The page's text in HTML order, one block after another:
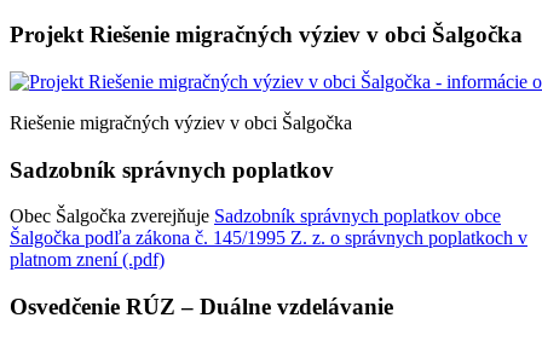
Projekt Riešenie migračných výziev v obci Šalgočka
Riešenie migračných výziev v obci Šalgočka
Sadzobník správnych poplatkov
Obec Šalgočka zverejňuje Sadzobník správnych poplatkov obce
Šalgočka podľa zákona č. 145/1995 Z. z. o správnych poplatkoch v
platnom znení (.pdf)
Osvedčenie RÚZ – Duálne vzdelávanie